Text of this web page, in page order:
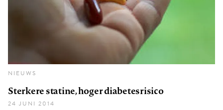
NIEUWS
Sterkere statine, hoger diabetesrisico
24 JUNI 2014